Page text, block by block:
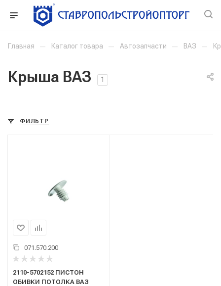
Главная — Каталог товара — Автозапчасти — ВАЗ —
Крыша ВАЗ 1
ФИЛЬТР
071.570.200
2110-5702152 ПИСТОН
ОБИВКИ ПОТОЛКА ВАЗ